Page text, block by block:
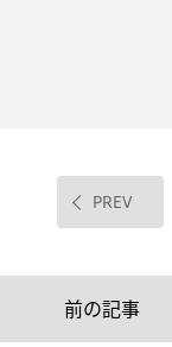
PREV
前の記事